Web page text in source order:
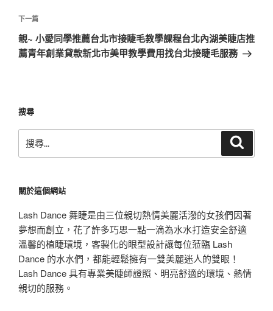
下
一
篇
下一篇
親~ 小愛同學推薦台北市接睫毛教學課程台北內湖美睫店推
薦青年創業貸款新北市美甲教學費用找台北接睫毛服務
搜尋
尋
字:
關於這個網站
Lash Dance 舞睫是由三位親切熱情美麗活潑的女孩們因著
夢想而創立，花了許多巧思一點一滴為水水打造安全舒適
溫馨的植睫環境，客製化的眼型設計讓每位蒞臨 Lash
Dance 的水水們，都能輕鬆擁有一雙美麗迷人的雙眼！
Lash Dance 具有專業美睫師證照、明亮舒適的環境、熱情
親切的服務。